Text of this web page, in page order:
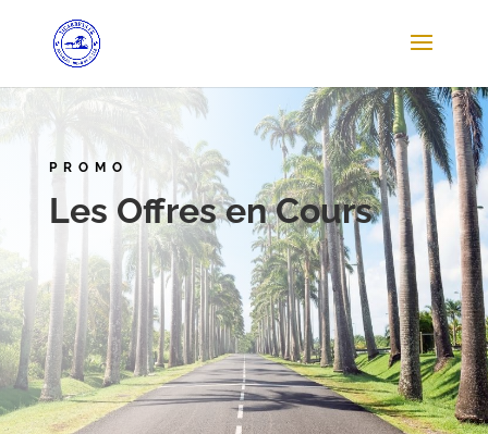
PROMO
Les Offres en Cours